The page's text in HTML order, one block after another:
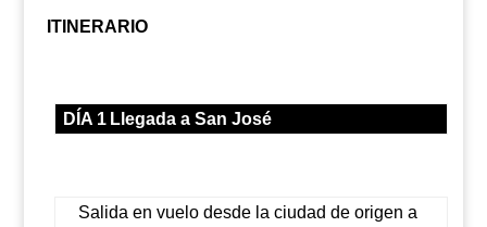
ITINERARIO
DÍA 1 Llegada a San José
Salida en vuelo desde la ciudad de origen a